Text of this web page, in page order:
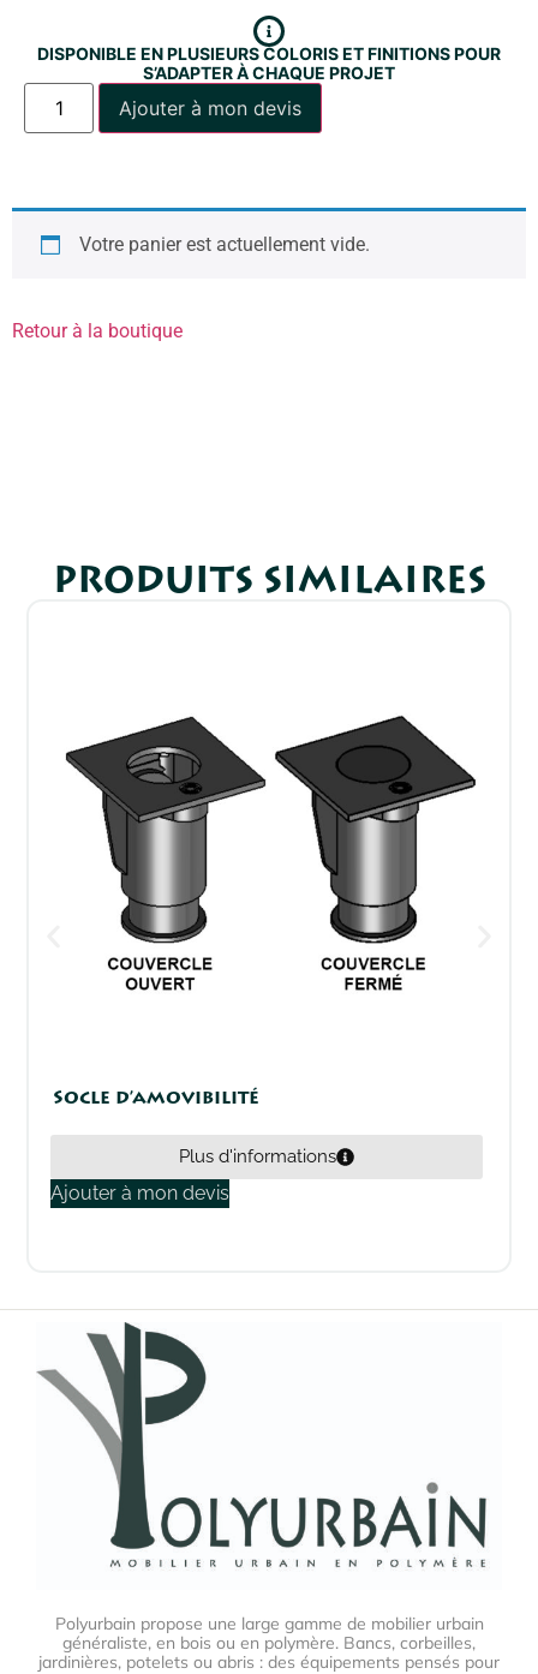
DISPONIBLE EN PLUSIEURS COLORIS ET FINITIONS POUR
S’ADAPTER À CHAQUE PROJET
Ajouter à mon devis
Votre panier est actuellement vide.
Retour à la boutique
PRODUITS SIMILAIRES
Socle d’amovibilité
Plus d'informations
Ajouter à mon devis
Polyurbain propose une large gamme de mobilier urbain
généraliste, en bois ou en polymère. Bancs, corbeilles,
jardinières, potelets ou abris : des équipements pensés pour